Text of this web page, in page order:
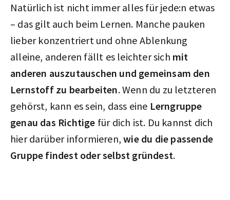
Natürlich ist nicht immer alles für jede:n etwas
– das gilt auch beim Lernen. Manche pauken
lieber konzentriert und ohne Ablenkung
alleine, anderen fällt es leichter sich mit
anderen auszutauschen und gemeinsam den
Lernstoff zu bearbeiten. Wenn du zu letzteren
gehörst, kann es sein, dass eine Lerngruppe
genau das Richtige für dich ist. Du kannst dich
hier darüber informieren,wie du die passende
Gruppe findest oder selbst gründest.